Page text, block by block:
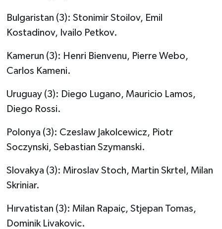
Bulgaristan (3): Stonimir Stoilov, Emil
Kostadinov, Ivailo Petkov.
Kamerun (3): Henri Bienvenu, Pierre Webo,
Carlos Kameni.
Uruguay (3): Diego Lugano, Mauricio Lamos,
Diego Rossi.
Polonya (3): Czeslaw Jakolcewicz, Piotr
Soczynski, Sebastian Szymanski.
Slovakya (3): Miroslav Stoch, Martin Skrtel, Milan
Skriniar.
Hırvatistan (3): Milan Rapaiç, Stjepan Tomas,
Dominik Livakovic.